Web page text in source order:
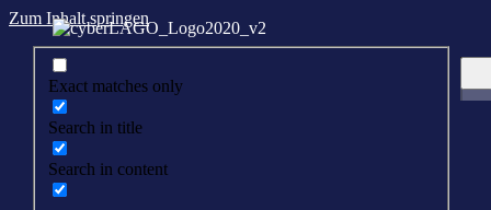
Zum Inhalt springen
Exact matches only
Search in title
Search in content